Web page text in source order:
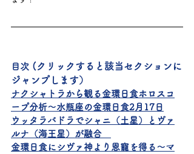
目次 (クリックすると該当セクションに
ジャンプします）
ナクシャトラから観る金環日食ホロスコ
ープ分析～水瓶座の金環日食2月17日
ウッタラバドラでシャニ（土星）とヴァ
ルナ（海王星）が融合
金環日食にシヴァ神より恩寵を得る～マ